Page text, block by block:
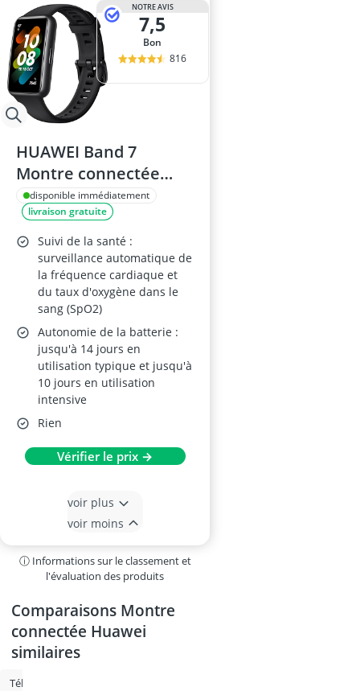
NOTRE AVIS
7,5
Bon
816
HUAWEI Band 7
Montre connectée
Noir
disponible immédiatement
livraison gratuite
Suivi de la santé :
surveillance automatique de
la fréquence cardiaque et
du taux d'oxygène dans le
sang (SpO2)
Autonomie de la batterie :
jusqu'à 14 jours en
utilisation typique et jusqu'à
10 jours en utilisation
intensive
Rien
Vérifier le prix →
voir plus
voir moins
ⓘ Informations sur le classement et
l'évaluation des produits
Comparaisons Montre
connectée Huawei
similaires
Téléphone sans fil